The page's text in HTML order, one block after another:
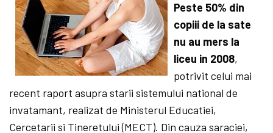
Peste 50% din
copiii de la sate
nu au mers la
liceu in 2008,
potrivit celui mai
recent raport asupra starii sistemului national de
invatamant, realizat de Ministerul Educatiei,
Cercetarii si Tineretului (MECT). Din cauza saraciei,